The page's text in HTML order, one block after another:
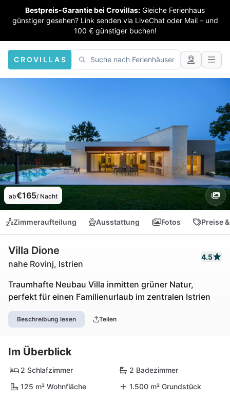
Bestpreis-Garantie bei Crovillas: Gleiche Ferienhaus
günstiger gesehen? Link senden via LiveChat oder Mail – und
100 € günstiger buchen!
CROVILLAS
ab€165/ Nacht
Zimmeraufteilung Ausstattung Fotos Preise
Villa Dione
nahe Rovinj, Istrien
4.5
Traumhafte Neubau Villa inmitten grüner Natur,
perfekt für einen Familienurlaub im zentralen Istrien
Beschreibung lesen Teilen
Im Überblick
2 Schlafzimmer
2 Badezimmer
125 m² Wohnfläche
1.500 m² Grundstück